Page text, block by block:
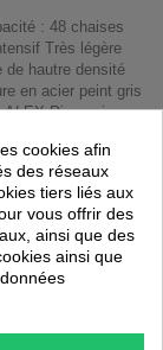
: 48 chaises
Très légère
de hautre densité
en acier peint gris
ALEX Dimensions :
-10%
cookies afin
des réseaux
tiers liés aux
vous offrir des
ainsi que des
ainsi que